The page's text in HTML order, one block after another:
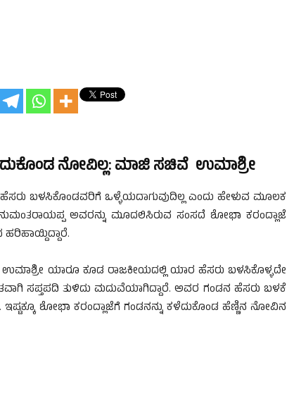
ನೋವಿಲ್ಲ: ಮಾಜಿ ಸಚಿವೆ ಉಮಾಶ್ರೀ
ಬಳಸಿಕೊಂಡವರಿಗೆ ಒಳ್ಳೆಯದಾಗುವುದಿಲ್ಲ ಎಂದು ಹೇಳುವ ಮೂಲಕ
ಅವರನ್ನು ಮೂದಲಿಸಿರುವ ಸಂಸದೆ ಶೋಭಾ ಕರಂದ್ಲಾಜೆ
ಯಾರೂ ಕೂಡ ರಾಜಕೀಯದಲ್ಲಿ ಯಾರ ಹೆಸರು ಬಳಸಿಕೊಳ್ಳದೇ
ಸಪ್ತಪದಿ ತುಳಿದು ಮದುವೆಯಾಗಿದ್ದಾರೆ. ಅವರ ಗಂಡನ ಹೆಸರು ಬಳಕೆ
ಶೋಭಾ ಕರಂದ್ಲಾಜೆಗೆ ಗಂಡನನ್ನು ಕಳೆದುಕೊಂಡ ಹೆಣ್ಣಿನ ನೋವಿನ